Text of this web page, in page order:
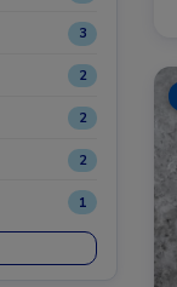
3
2
2
2
1